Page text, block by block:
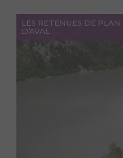
LES RETENUES DE
D’AVAL